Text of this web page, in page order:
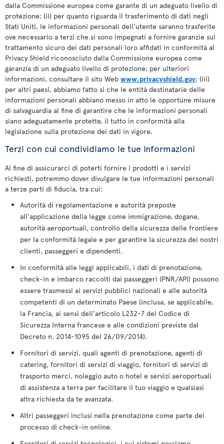
dalla Commissione europea come garante di un adeguato livello di
protezione; (ii) per quanto riguarda il trasferimento di dati negli
Stati Uniti, le informazioni personali dell'utente saranno trasferite
ove necessario a terzi che si sono impegnati a fornire garanzie sul
trattamento sicuro dei dati personali loro affidati in conformità al
Privacy Shield riconosciuto dalla Commissione europea come
garanzia di un adeguato livello di protezione; per ulteriori
informazioni, consultare il sito Web www.privacyshield.gov; (iii)
per altri paesi, abbiamo fatto sì che le entità destinatarie delle
informazioni personali abbiano messo in atto le opportune misure
di salvaguardia al fine di garantire che le informazioni personali
siano adeguatamente protette, il tutto in conformità alla
legislazione sulla protezione dei dati in vigore.
Terzi con cui condividiamo le tue informazioni
Al fine di assicurarci di poterti fornire i prodotti e i servizi
richiesti, potremmo dover divulgare le tue informazioni personali
a terze parti di fiducia, tra cui:
Autorità di regolamentazione e autorità preposte
all'applicazione della legge come immigrazione, dogane,
autorità aeroportuali, controllo della sicurezza delle frontiere
per la conformità legale e per garantire la sicurezza dei nostri
clienti, passeggeri e dipendenti.
In conformità alle leggi applicabili, i dati di prenotazione,
check-in e imbarco raccolti dai passeggeri (PNR/API) possono
essere trasmessi ai servizi pubblici nazionali e alle autorità
competenti di un determinato Paese (inclusa, se applicabile,
la Francia, ai sensi dell'articolo L232-7 del Codice di
Sicurezza Interna francese e alle condizioni previste dal
Decreto n. 2014-1095 del 26/09/2014).
Fornitori di servizi, quali agenti di prenotazione, agenti di
catering, fornitori di servizi di viaggio, fornitori di servizi di
trasporto merci, noleggio auto o hotel e servizi aeroportuali
di assistenza a terra per facilitare il tuo viaggio e qualsiasi
altra richiesta da te avanzata.
Altri passeggeri inclusi nella prenotazione come parte del
processo di check-in online.